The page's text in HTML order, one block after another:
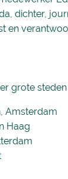
dichter,
en
grote
Amsterdam
Haag